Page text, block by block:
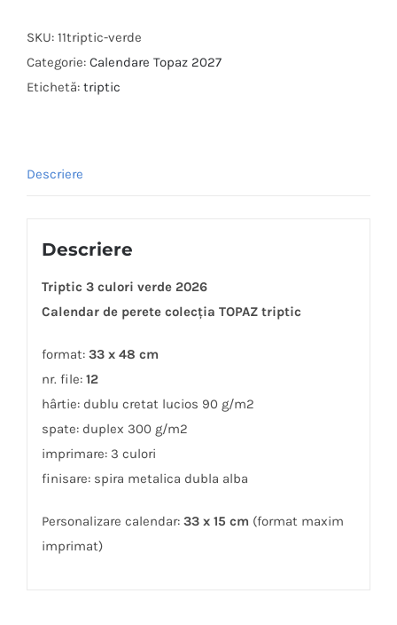
SKU: 11triptic-verde
Categorie: Calendare Topaz 2027
Etichetă: triptic
Descriere
Descriere
Triptic 3 culori verde 2026
Calendar de perete colecția TOPAZ triptic
format: 33 x 48 cm
nr. file: 12
hârtie: dublu cretat lucios 90 g/m2
spate: duplex 300 g/m2
imprimare: 3 culori
finisare: spira metalica dubla alba
Personalizare calendar: 33 x 15 cm (format maxim
imprimat)